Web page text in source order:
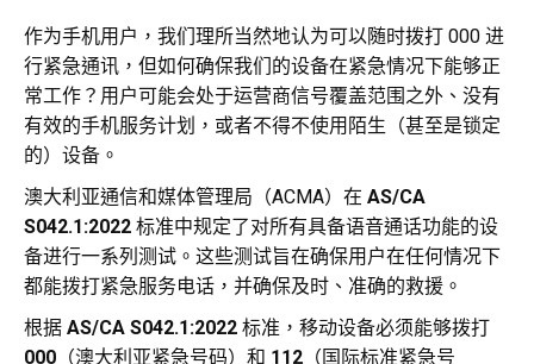
作为手机用户，我们理所当然地认为可以随时拨打 000 进
行紧急通讯，但如何确保我们的设备在紧急情况下能够正
常工作？用户可能会处于运营商信号覆盖范围之外、没有
有效的手机服务计划，或者不得不使用陌生（甚至是锁定
的）设备。
澳大利亚通信和媒体管理局（ACMA）在 AS/CA
S042.1:2022 标准中规定了对所有具备语音通话功能的设
备进行一系列测试。这些测试旨在确保用户在任何情况下
都能拨打紧急服务电话，并确保及时、准确的救援。
根据 AS/CA S042.1:2022 标准，移动设备必须能够拨打
000 （澳大利亚紧急号码）和 112 （国际标准紧急号